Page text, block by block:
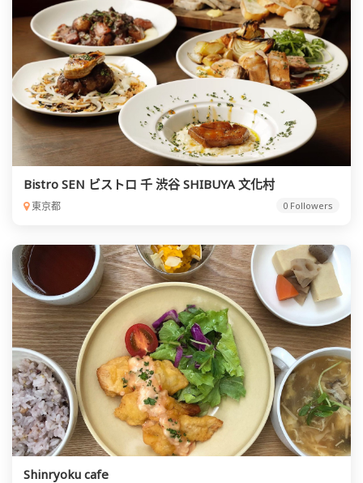
Bistro SEN ビストロ 千 渋谷 SHIBUYA 文化村
東京都 0 Followers
Shinryoku cafe